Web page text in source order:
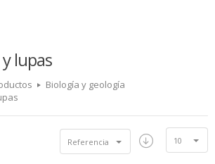
lupas
Biología y geología
10
Referencia